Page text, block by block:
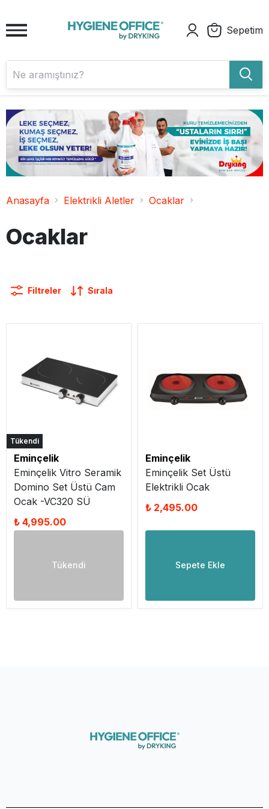
Sepetim
Anasayfa Elektrikli Aletler Ocaklar
Ocaklar
Filtreler Sırala
Tükendi
Eminçelik
Eminçelik Vitro Seramik
Domino Set Üstü Cam
Ocak -VC320 SÜ
₺ 4,995.00
Tükendi
Eminçelik
Eminçelik Set Üstü
Elektrikli Ocak
₺ 2,495.00
Sepete Ekle